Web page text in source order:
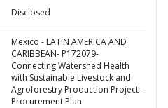
Disclosed
Mexico - LATIN AMERICA AND
CARIBBEAN- P172079-
Connecting Watershed Health
with Sustainable Livestock and
Agroforestry Production Project -
Procurement Plan